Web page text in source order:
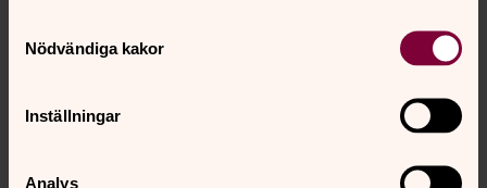
Nödvändiga kakor
Inställningar
Analys
Slessberget